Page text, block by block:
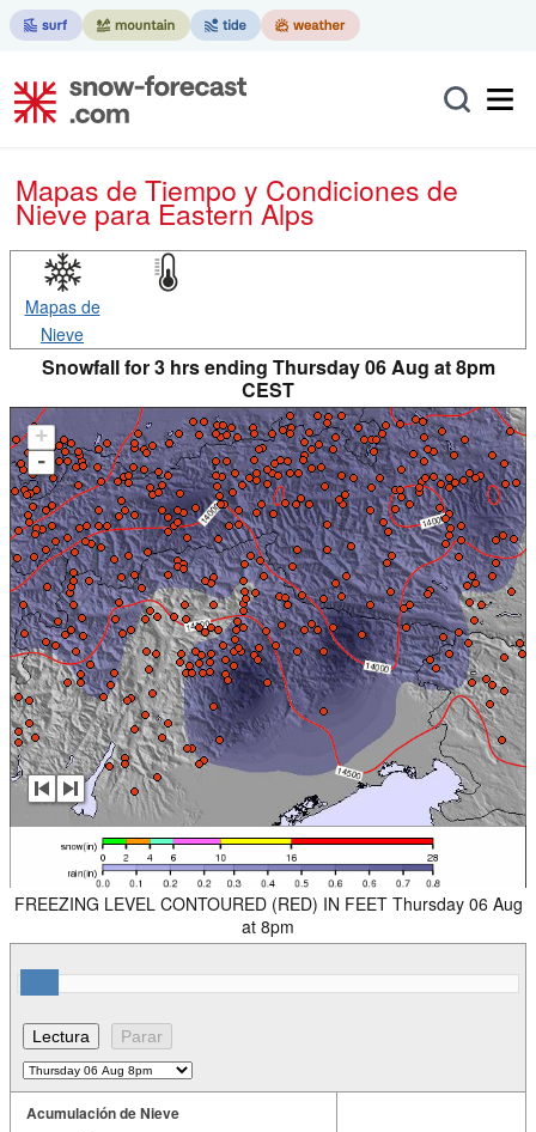
Mapas de Tiempo y Condiciones de
Nievepara Eastern Alps
Mapas de
Nieve
Snowfall for 3 hrs ending Thursday 06 Aug at 8pm
CEST
+
-
FREEZING LEVEL CONTOURED (RED) IN FEET Thursday 06 Aug
at 8pm
Acumulación de Nieve